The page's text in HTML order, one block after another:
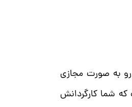
رو به صورت مجازی
شما کارگردانش